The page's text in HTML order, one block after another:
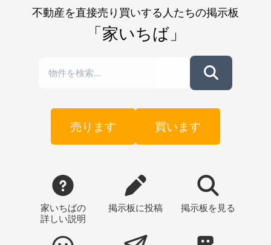
不動産を直接売り買いする人たちの掲示板
「家いちば」
売ります 買います
家いちばの
詳しい説明
掲示板に投稿 掲示板 を見る